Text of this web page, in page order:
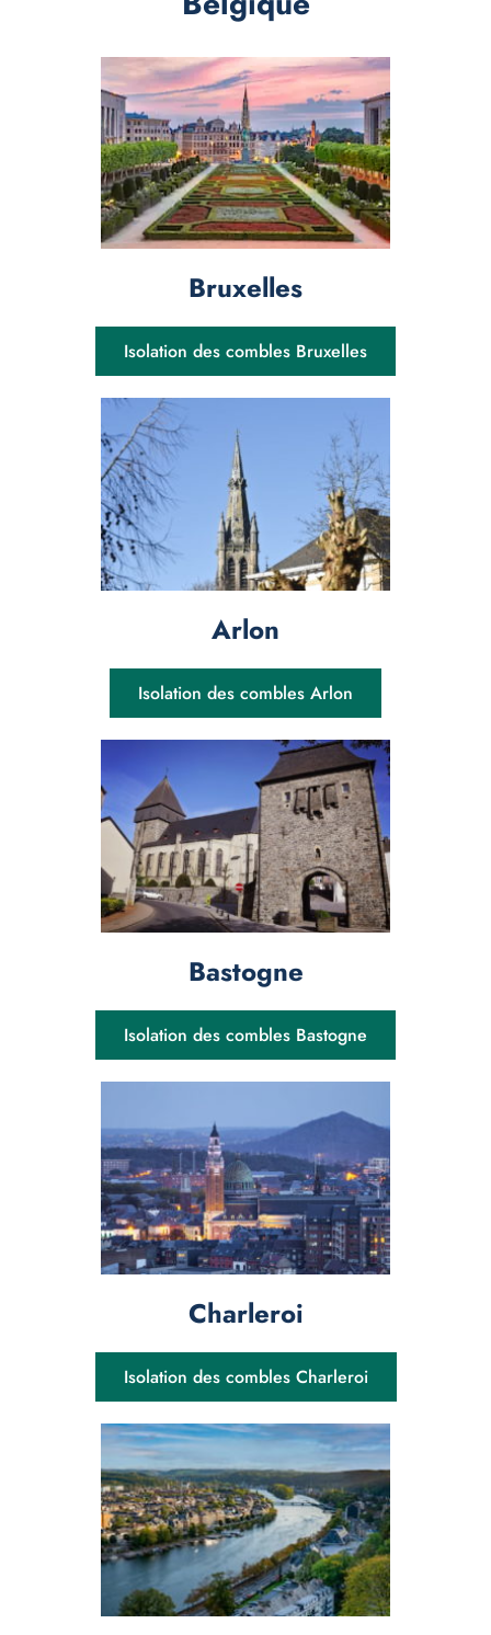
Bruxelles
Isolation des combles Bruxelles
Arlon
Isolation des combles Arlon
Bastogne
Isolation des combles Bastogne
Charleroi
Isolation des combles Charleroi